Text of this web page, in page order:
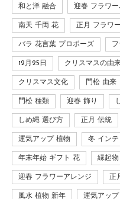
和と洋 融合 迎春 フラワー
南天 千両 花 正月 フラワ
バラ 花言葉 プロポーズ
12月25日 クリスマスの由
クリスマス文化 門松 由来
門松 種類 迎春 飾り
しめ縄 選び方 正月 伝統
運気アップ 植物 冬 イン
年末年始 ギフト 花 縁起
迎春 フラワーアレンジ 正
風水 植物 新年 運気アッ